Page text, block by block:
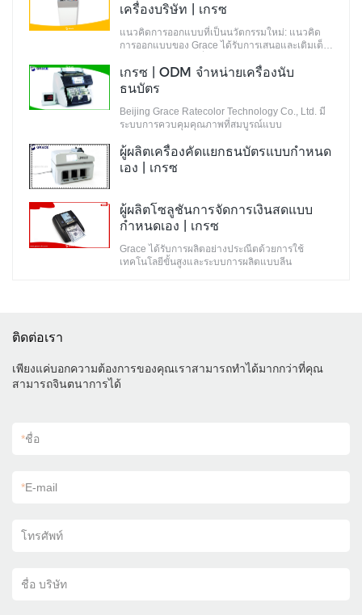
เครื่องบริษัท | เกรซ
แนวคิดการออกแบบที่เป็นนวัตกรรมใหม่: แนวคิด
การออกแบบของ Grace ได้รับการเสนอและเติมเต็ม
ออกแบบที่เป็นนวัตกรรมใหม่ แนวคิดเหล่านี้ไม่เพียง
แต่เป็นไปตามมาตรฐานอุตสาหกรรมเท่านั้น แต่ยัง
เกรซ | ODM จำหน่ายเครื่องนับ
ธนบัตร
Beijing Grace Ratecolor Technology Co., Ltd. มี
ระบบการควบคุมคุณภาพที่สมบูรณ์แบบ
ผู้ผลิตเครื่องคัดแยกธนบัตรแบบกำหนด
เอง | เกรซ
ผู้ผลิตโซลูชันการจัดการเงินสดแบบ
กำหนดเอง | เกรซ
Grace ได้รับการผลิตอย่างประณีตด้วยการใช้
เทคโนโลยีขั้นสูงและระบบการผลิตแบบลีน
ติดต่อเรา
เพียงแค่บอกความต้องการของคุณเราสามารถทำได้มากกว่าที่คุณ
สามารถจินตนาการได้
*ชื่อ
*E-mail
โทรศัพท์
ชื่อ บริษัท